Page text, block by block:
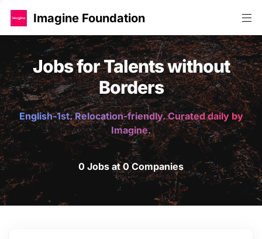
Imagine Foundation
Jobs for Talents without
Borders
English-1st. Relocation-friendly. Curated daily by
Imagine.
0 Jobs at 0 Companies